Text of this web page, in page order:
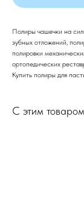
Полиры чашечки на
зубных отложений,
полировки
ортопедических
Купить полиры для
С этим